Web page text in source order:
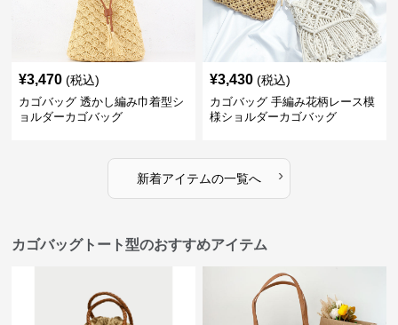
¥3,470 (税込)
カゴバッグ 透かし編み巾着型シ
ョルダーカゴバッグ
¥3,430 (税込)
カゴバッグ 手編み花柄レース模
様ショルダーカゴバッグ
新着アイテムの一覧へ ›
カゴバッグトート型のおすすめアイテム